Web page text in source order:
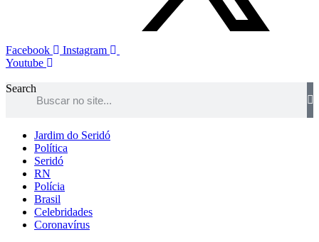
Facebook
Instagram
Youtube
Search
Jardim do Seridó
Política
Seridó
RN
Polícia
Brasil
Celebridades
Coronavírus